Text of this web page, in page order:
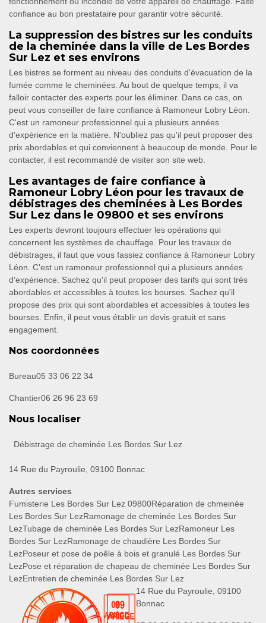
confiance au bon prestataire pour garantir votre sécurité.
La suppression des bistres sur les conduits
de la cheminée dans la ville de Les Bordes
Sur Lez et ses environs
Les bistres se forment au niveau des conduits d'évacuation de la
fumée comme le cheminées. Au bout de quelque temps, il va
falloir contacter des experts pour les éliminer. Dans ce cas, on
peut vous conseiller de faire confiance à Ramoneur Lobry Léon.
C'est un ramoneur professionnel qui a plusieurs années
d'expérience en la matière. N'oubliez pas qu'il peut proposer des
prix abordables et qui conviennent à beaucoup de monde. Pour le
contacter, il est recommandé de visiter son site web.
Les avantages de faire confiance à
Ramoneur Lobry Léon pour les travaux de
débistrages des cheminées à Les Bordes
Sur Lez dans le 09800 et ses environs
Les experts devront toujours effectuer les opérations qui
concernent les systèmes de chauffage. Pour les travaux de
débistrages, il faut que vous fassiez confiance à Ramoneur Lobry
Léon. C'est un ramoneur professionnel qui a plusieurs années
d'expérience. Sachez qu'il peut proposer des tarifs qui sont très
abordables et accessibles à toutes les bourses. Sachez qu'il
propose des prix qui sont abordables et accessibles à toutes les
bourses. Enfin, il peut vous établir un devis gratuit et sans
engagement.
Nos coordonnées
Bureau05 33 06 22 34
Chantier06 26 96 23 69
Nous localiser
Débistrage de cheminée Les Bordes Sur Lez
14 Rue du Payroulie, 09100 Bonnac
Autres services
Fumisterie Les Bordes Sur Lez 09800Réparation de chmeinée
Les Bordes Sur LezRamonage de cheminée Les Bordes Sur
LezTubage de cheminée Les Bordes Sur LezRamoneur Les
Bordes Sur LezRamonage de chaudière Les Bordes Sur
LezPoseur et pose de poêle à bois et granulé Les Bordes Sur
LezPose et réparation de chapeau de cheminée Les Bordes Sur
LezEntretien de cheminée Les Bordes Sur Lez
14 Rue du Payroulie, 09100
Bonnac